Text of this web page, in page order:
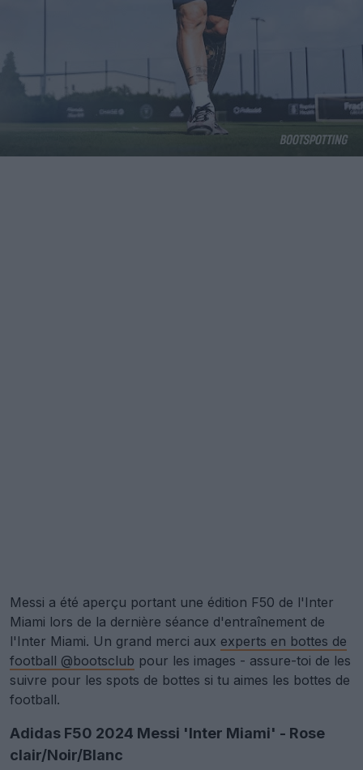
Messi a été aperçu portant une édition F50 de l'Inter
Miami lors de la dernière séance d'entraînement de
l'Inter Miami. Un grand merci aux experts en bottes de
football @bootsclub pour les images - assure-toi de les
suivre pour les spots de bottes si tu aimes les bottes de
football.
Adidas F50 2024 Messi 'Inter Miami' - Rose
clair/Noir/Blanc